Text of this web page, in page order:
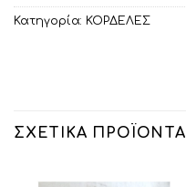
Κατηγορία: ΚΟΡΔΕΛΕΣ
ΣΧΕΤΙΚΆ ΠΡΟΪΌΝΤΑ